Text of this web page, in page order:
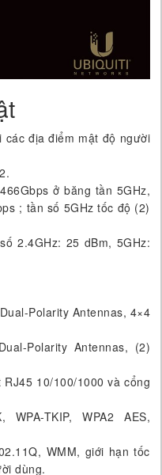
các địa điểm mật độ người
ở băng tần 5GHz,
; tần số 5GHz tốc độ (2)
2.4GHz: 25 dBm, 5GHz:
Polarity Antennas, 4×4
Polarity Antennas, (2)
10/100/1000 và cổng
WPA-TKIP, WPA2 AES,
WMM, giới hạn tốc
dùng.